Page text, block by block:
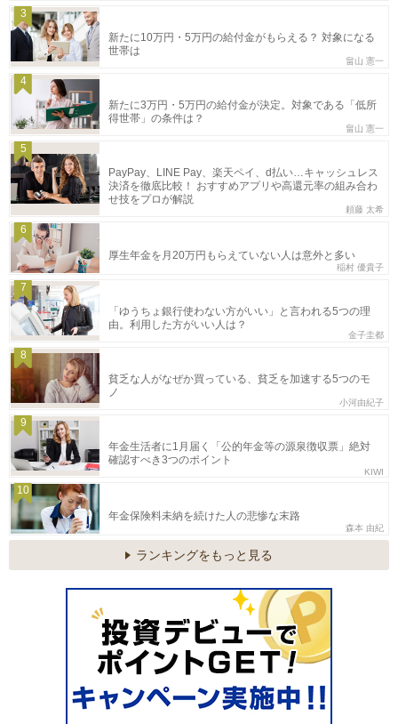
3
新たに10万円・5万円の給付金がもらえる？ 対象になる
世帯は
畠山 憲一
4
新たに3万円・5万円の給付金が決定。対象である「低所
得世帯」の条件は？
畠山 憲一
5
PayPay、LINE Pay、楽天ペイ、d払い…キャッシュレス
決済を徹底比較！ おすすめアプリや高還元率の組み合わ
せ技をプロが解説
頼藤 太希
6
厚生年金を月20万円もらえていない人は意外と多い
稲村 優貴子
7
「ゆうちょ銀行使わない方がいい」と言われる5つの理
由。利用した方がいい人は？
金子圭都
8
貧乏な人がなぜか買っている、貧乏を加速する5つのモ
ノ
小河由紀子
9
年金生活者に1月届く「公的年金等の源泉徴収票」絶対
確認すべき3つのポイント
KIWI
10
年金保険料未納を続けた人の悲惨な末路
森本 由紀
ランキングをもっと見る